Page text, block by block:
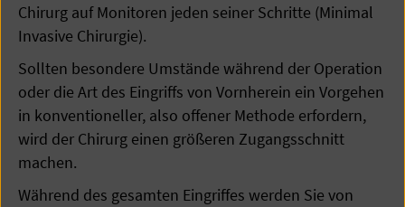
Chirurg auf Monitoren jeden seiner Schritte (Minimal
Invasive Chirurgie).
Sollten besondere Umstände während der Operation
oder die Art des Eingriffs von Vornherein ein Vorgehen
in konventioneller, also offener Methode erfordern,
wird der Chirurg einen größeren Zugangsschnitt
machen.
Während des gesamten Eingriffes werden Sie von